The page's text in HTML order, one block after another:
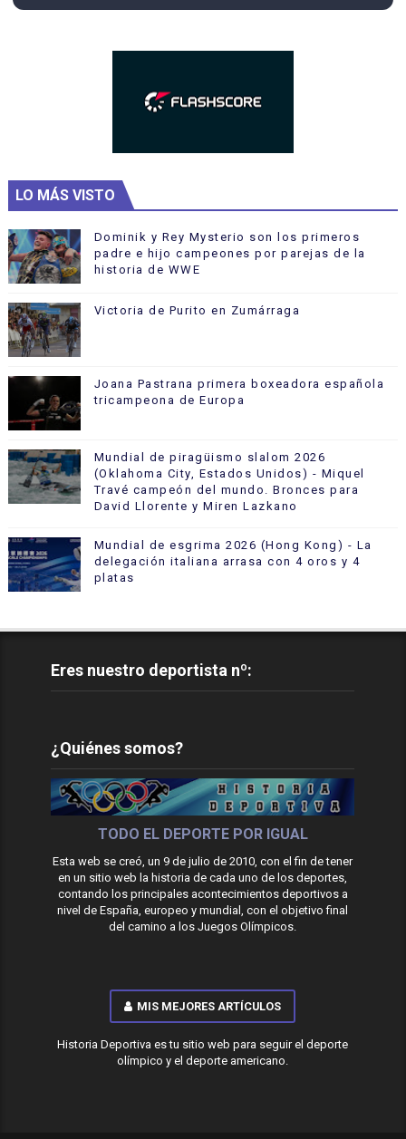
LO MÁS VISTO
Dominik y Rey Mysterio son los primeros
padre e hijo campeones por parejas de la
historia de WWE
Victoria de Purito en Zumárraga
Joana Pastrana primera boxeadora española
tricampeona de Europa
Mundial de piragüismo slalom 2026
(Oklahoma City, Estados Unidos) - Miquel
Travé campeón del mundo. Bronces para
David Llorente y Miren Lazkano
Mundial de esgrima 2026 (Hong Kong) - La
delegación italiana arrasa con 4 oros y 4
platas
Eres nuestro deportista nº:
¿Quiénes somos?
TODO EL DEPORTE POR IGUAL
Esta web se creó, un 9 de julio de 2010, con el fin de tener
en un sitio web la historia de cada uno de los deportes,
contando los principales acontecimientos deportivos a
nivel de España, europeo y mundial, con el objetivo final
del camino a los Juegos Olímpicos.
MIS MEJORES ARTÍCULOS
Historia Deportiva es tu sitio web para seguir el deporte
olímpico y el deporte americano.